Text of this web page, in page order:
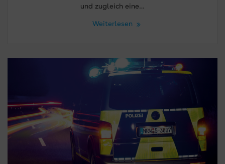
und zugleich eine…
Weiterlesen